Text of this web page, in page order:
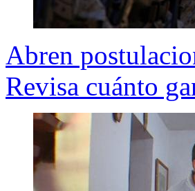
Abren
Revisa cuánto